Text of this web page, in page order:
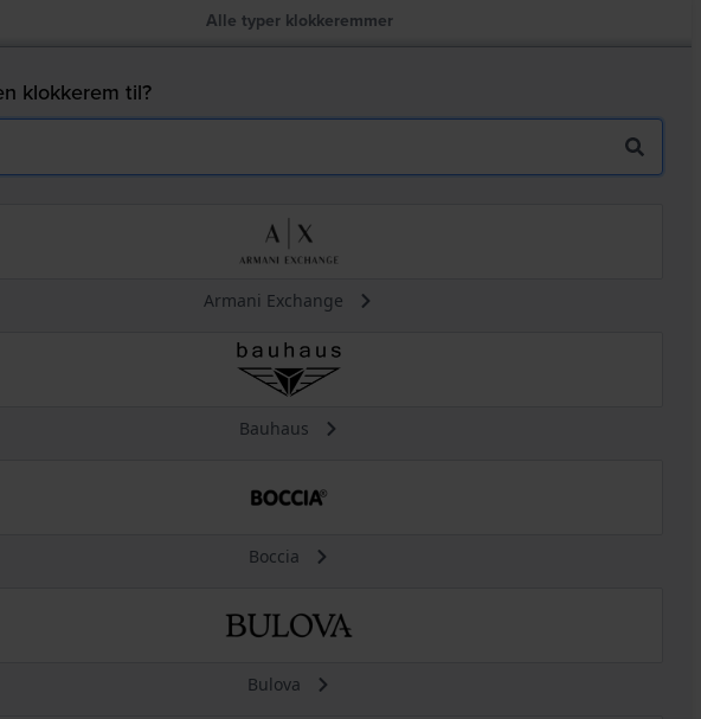
Alle typer klokkeremmer
klokkerem til?
Armani Exchange
Bauhaus
Boccia
Bulova